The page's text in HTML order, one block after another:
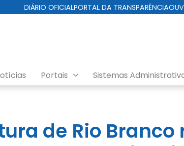
DIÁRIO OFICIALPORTAL DA TRANSPARÊNCIA
Portais Sistemas
de Rio Branco